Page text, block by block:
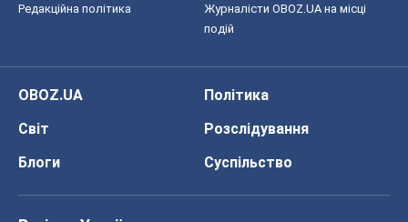
Редакційна політика
Журналісти OBOZ.UA на місці
подій
OBOZ.UA
Політика
Світ
Розслідування
Блоги
Суспільство